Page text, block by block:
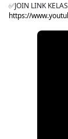
✅JOIN LINK KELAS
https://